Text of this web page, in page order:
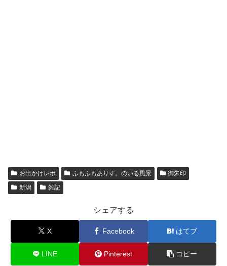
お出かけレポ ふもふもありす。のいる風景
御朱印
新潟
雑記
シェアする
X Facebook はてブ
LINE Pinterest コピー